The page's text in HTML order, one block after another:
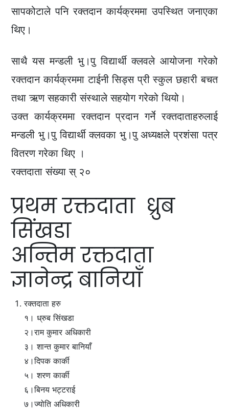
सापकोटाले पनि रक्तदान कार्यक्रममा उपस्थित जनाएका
थिए।
साथै यस मन्डली भु।पु विद्यार्थी क्लवले आयोजना गरेको
रक्तदान कार्यक्रममा टाईनी सिड्स प्री स्कुल छहारी बचत
तथा ऋण सहकारी संस्थाले सहयोग गरेको थियो।
उक्त कार्यक्रममा रक्तदान प्रदान गर्ने रक्तदाताहरुलाई
मन्डली भु।पु विद्यार्थी क्लवका भु।पु अध्यक्षले प्रशंसा पत्र
वितरण गरेका थिए ।
रक्तदाता संख्या स् २०
प्रथम रक्तदाता ध्रुब
सिंखडा
अन्तिम रक्तदाता
ज्ञानेन्द्र बानियाँ
रक्तदाता हरु
१। ध्रुब सिंखडा
२।राम कुमार अधिकारी
३। शान्त कुमार बानियाँ
४।दिपक कार्की
५। शरण कार्की
६।बिनय भट्टराई
७।ज्योति अधिकारी